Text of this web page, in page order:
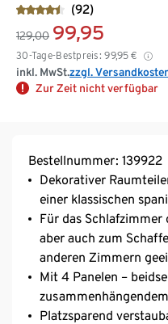
(92)
129,00 99,95
30-Tage-Bestpreis: 99,95 €
inkl. MwSt.zzgl.
Zur Zeit nicht verfügbar
Bestellnummer: 139922
Dekorativer
einer klassischen
Für das Schlafzimmer
aber auch zum
anderen Zimmern
Mit 4 Panelen –
Platzsparend